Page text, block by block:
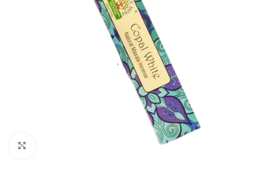
Spustelėkite, kad padidintumėte